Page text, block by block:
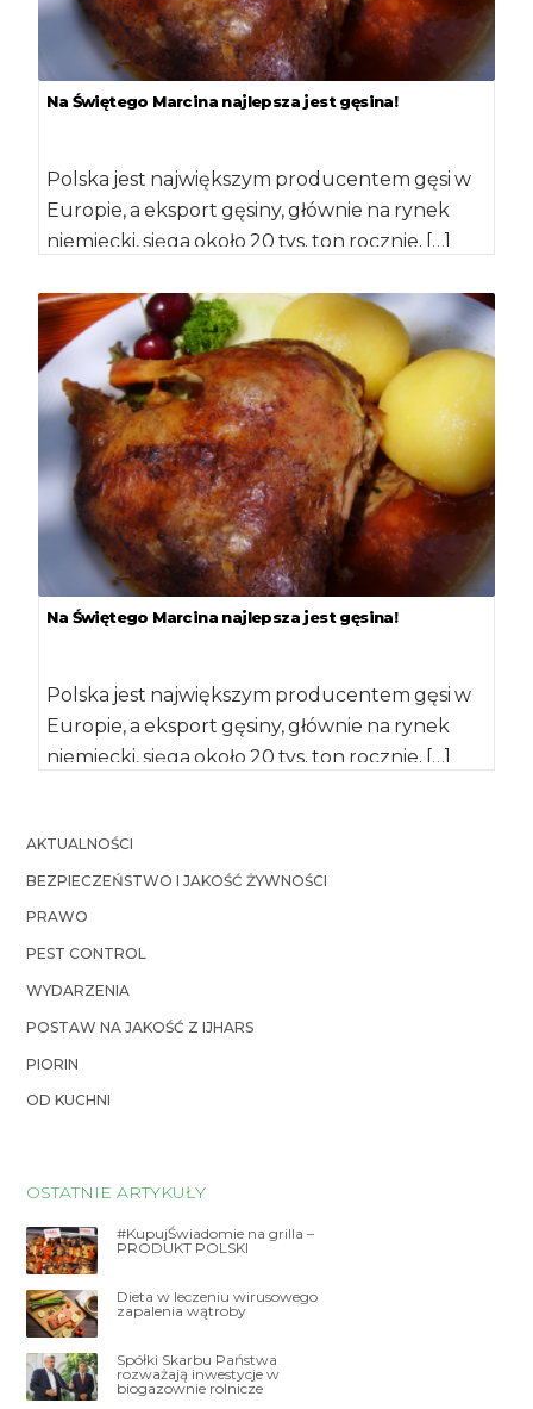
Na Świętego Marcina najlepsza jest gęsina!
Polska jest największym producentem gęsi w
Europie, a eksport gęsiny, głównie na rynek
niemiecki, sięga około 20 tys. ton rocznie. […]
Na Świętego Marcina najlepsza jest gęsina!
Polska jest największym producentem gęsi w
Europie, a eksport gęsiny, głównie na rynek
niemiecki, sięga około 20 tys. ton rocznie. […]
AKTUALNOŚCI
BEZPIECZEŃSTWO I JAKOŚĆ ŻYWNOŚCI
PRAWO
PEST CONTROL
WYDARZENIA
POSTAW NA JAKOŚĆ Z IJHARS
PIORIN
OD KUCHNI
OSTATNIE ARTYKUŁY
#KupujŚwiadomie na grilla –
PRODUKT POLSKI
Dieta w leczeniu wirusowego
zapalenia wątroby
Spółki Skarbu Państwa
rozważają inwestycje w
biogazownie rolnicze